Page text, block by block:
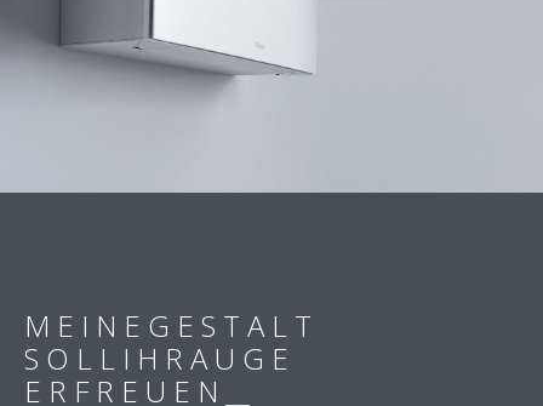
M E I N E G E S T A L T
S O L L I H R A U G E
E R F R E U E N __